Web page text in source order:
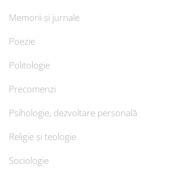
Memorii și jurnale
Poezie
Politologie
Precomenzi
Psihologie, dezvoltare personală
Religie și teologie
Sociologie